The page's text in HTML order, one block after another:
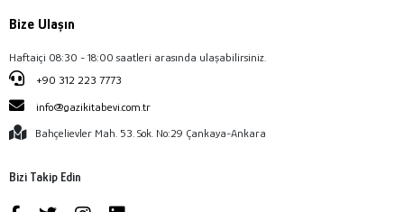
Bize Ulaşın
Haftaiçi 08:30 - 18:00 saatleri arasında ulaşabilirsiniz.
+90 312 223 7773
info@gazikitabevi.com.tr
Bahçelievler Mah. 53. Sok. No:29 Çankaya-Ankara
Bizi Takip Edin